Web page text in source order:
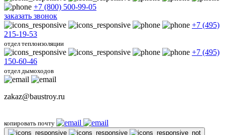
+7 (800) 500-99-05
заказать звонок
+7 (495)
215-19-53
отдел теплоизоляции
+7 (495)
150-60-46
отдел дымоходов
zakaz@baustroy.ru
копировать почту